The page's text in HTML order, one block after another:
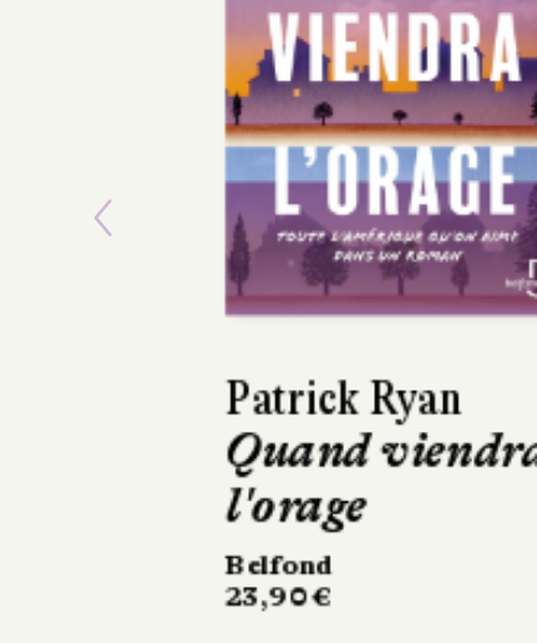
David Sala
Frankenstein
Casterman
220 pages, 28 €
Previous